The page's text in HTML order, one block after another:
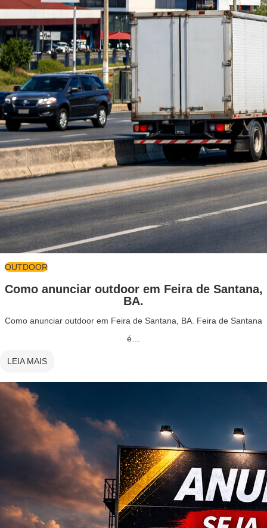
OUTDOOR
Como anunciar outdoor em Feira de Santana,
BA.
Como anunciar outdoor em Feira de Santana, BA. Feira de Santana
é…
LEIA MAIS